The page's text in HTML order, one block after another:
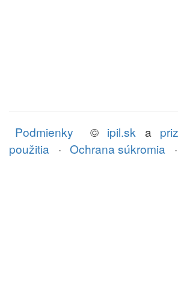
© ipil.sk a
Podmienky
použitia · Ochrana súkromia ·